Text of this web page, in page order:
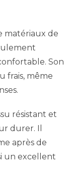
matériaux de
Son
frais, même
résistant et
durer. Il
après de
un excellent